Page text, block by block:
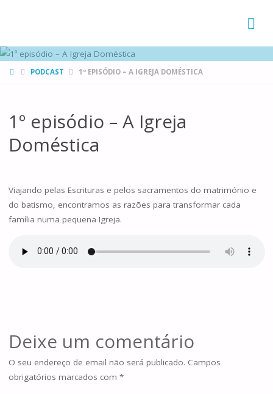
HOMEPODCAST 1º EPISÓDIO – A IGREJA DOMÉSTICA
1º episódio – A Igreja
Doméstica
Viajando pelas Escrituras e pelos sacramentos do matrimónio e
do batismo, encontramos as razões para transformar cada
família numa pequena Igreja.
Deixe um comentário
O seu endereço de email não será publicado. Campos
obrigatórios marcados com *